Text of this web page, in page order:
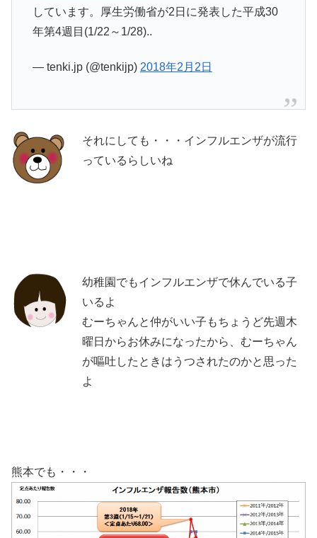
しています。厚生労働省が2日に発表した平成30
年第4週目(1/22～1/28)..
— tenki.jp (@tenkijp) 2018年2月2日
それにしても・・・インフルエンザが流行
っているらしいね
幼稚園でもインフルエンザで休んでいる子
いるよ
むーちゃんと仲がいい子もちょうど先週木
曜日からお休みになったから、むーちゃん
が嘔吐したときはうつされたのかと思った
よ
熊本でも・・・